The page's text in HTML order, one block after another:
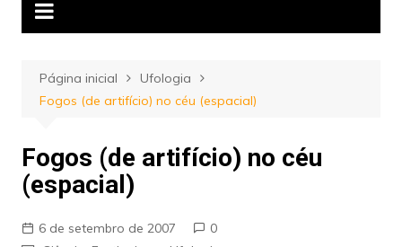
Página inicial
Ufologia
Fogos (de artifício) no céu (espacial)
Fogos (de artifício) no céu
(espacial)
6 de setembro de 2007
0